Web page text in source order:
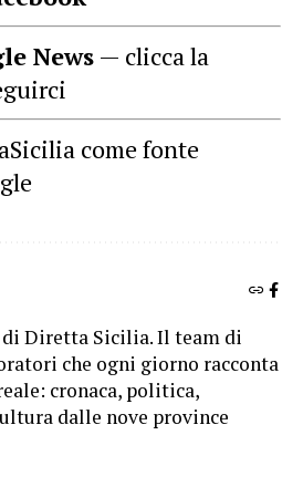
News — clicca la
come fonte
di Diretta Sicilia. Il team di
che ogni giorno racconta
cronaca, politica,
dalle nove province